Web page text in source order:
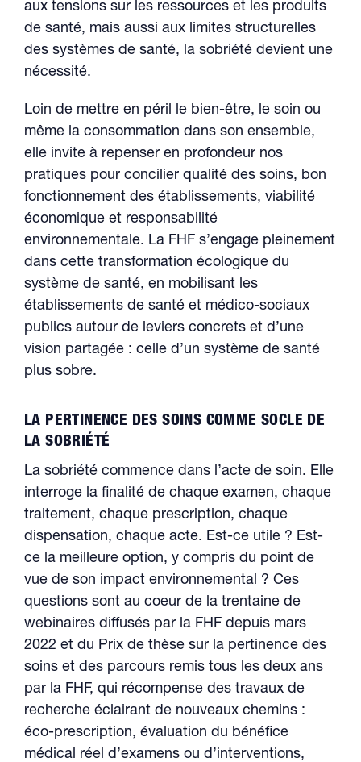
aux tensions sur les ressources et les produits
de santé, mais aussi aux limites structurelles
des systèmes de santé, la sobriété devient une
nécessité.
Loin de mettre en péril le bien-être, le soin ou
même la consommation dans son ensemble,
elle invite à repenser en profondeur nos
pratiques pour concilier qualité des soins, bon
fonctionnement des établissements, viabilité
économique et responsabilité
environnementale. La FHF s’engage pleinement
dans cette transformation écologique du
système de santé, en mobilisant les
établissements de santé et médico-sociaux
publics autour de leviers concrets et d’une
vision partagée : celle d’un système de santé
plus sobre.
LA PERTINENCE DES SOINS COMME SOCLE DE
LA SOBRIÉTÉ
La sobriété commence dans l’acte de soin. Elle
interroge la finalité de chaque examen, chaque
traitement, chaque prescription, chaque
dispensation, chaque acte. Est-ce utile ? Est-
ce la meilleure option, y compris du point de
vue de son impact environnemental ? Ces
questions sont au coeur de la trentaine de
webinaires diffusés par la FHF depuis mars
2022 et du Prix de thèse sur la pertinence des
soins et des parcours remis tous les deux ans
par la FHF, qui récompense des travaux de
recherche éclairant de nouveaux chemins :
éco-prescription, évaluation du bénéfice
médical réel d’examens ou d’interventions,